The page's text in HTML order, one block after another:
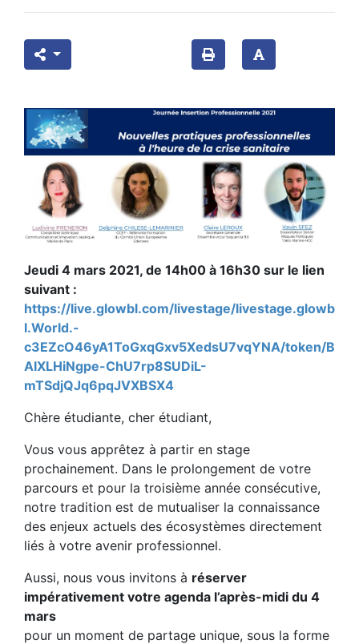
Jeudi 4 mars 2021, de 14h00 à 16h30 sur le lien
suivant :
https://live.glowbl.com/livestage/livestage.glowb
l.World.-
c3EZcO46yA1ToGxqGxv5XedsU7vqYNA/token/B
AIXLHiNgpe-ChU7rp8SUDiL-
mTSdjQJq6pqJVXBSX4
Chère étudiante, cher étudiant,
Vous vous apprêtez à partir en stage
prochainement. Dans le prolongement de votre
parcours et pour la troisième année consécutive,
notre tradition est de mutualiser la connaissance
des enjeux actuels des écosystèmes directement
liés à votre avenir professionnel.
Aussi, nous vous invitons à réserver
impérativement votre agenda l’après-midi du 4
mars
pour un moment de partage unique, sous la forme